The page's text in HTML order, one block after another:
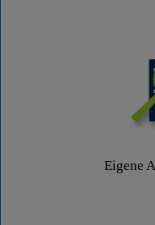
Eigene